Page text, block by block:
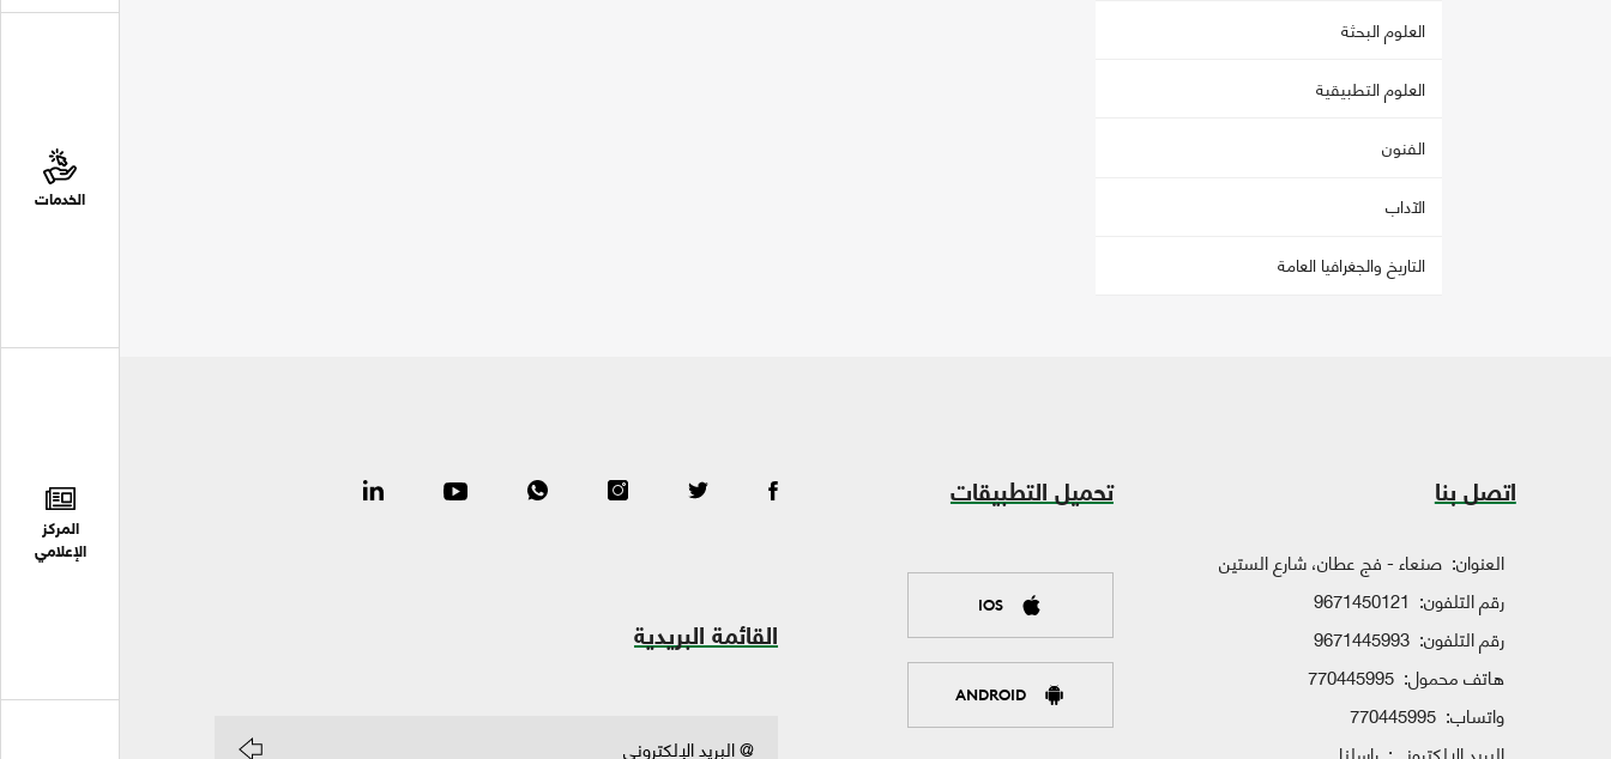
الخدمات
المركز
الإعلامي
العلوم البحثة
العلوم التطبيقية
الفنون
الآداب
التاريخ والجغرافيا العامة
اتصل بنا
العنوان: صنعاء - فج عطان، شارع الستين
رقم التلفون: 9671450121
رقم التلفون: 9671445993
هاتف محمول: 770445995
واتساب: 770445995
تحميل التطبيقات
IOS
ANDROID
القائمة البريدية